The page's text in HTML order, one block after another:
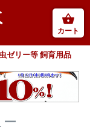
カート
ゼリー等 飼育用品